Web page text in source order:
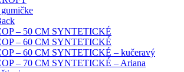
– 50 CM SYNTETICKÉ
– 60 CM SYNTETICKÉ
– 60 CM SYNTETICKÉ – kučeravý
– 70 CM SYNTETICKÉ – Ariana